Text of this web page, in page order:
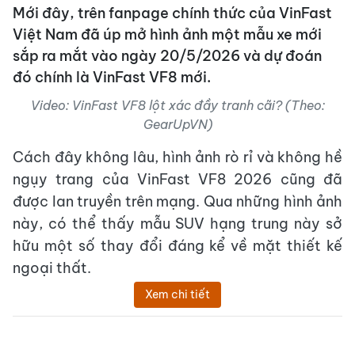
Mới đây, trên fanpage chính thức của VinFast
Việt Nam đã úp mở hình ảnh một mẫu xe mới
sắp ra mắt vào ngày 20/5/2026 và dự đoán
đó chính là VinFast VF8 mới.
Video: VinFast VF8 lột xác đầy tranh cãi? (Theo:
GearUpVN)
Cách đây không lâu, hình ảnh rò rỉ và không hề
ngụy trang của VinFast VF8 2026 cũng đã
được lan truyền trên mạng. Qua những hình ảnh
này, có thể thấy mẫu SUV hạng trung này sở
hữu một số thay đổi đáng kể về mặt thiết kế
ngoại thất.
Xem chi tiết